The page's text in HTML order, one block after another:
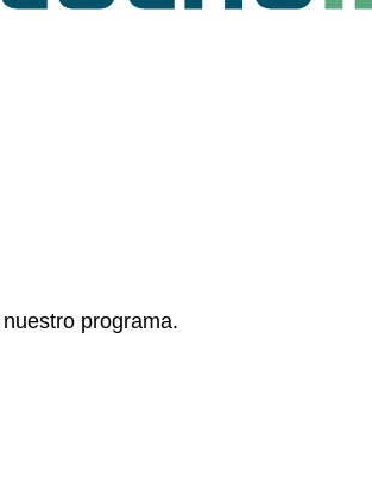
programa.